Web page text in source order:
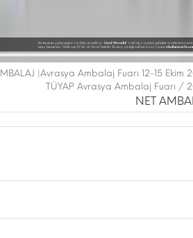
|Avrasya Ambalaj Fuarı 12-15 Ekim
TÜYAP Avrasya Ambalaj Fuarı /
NET